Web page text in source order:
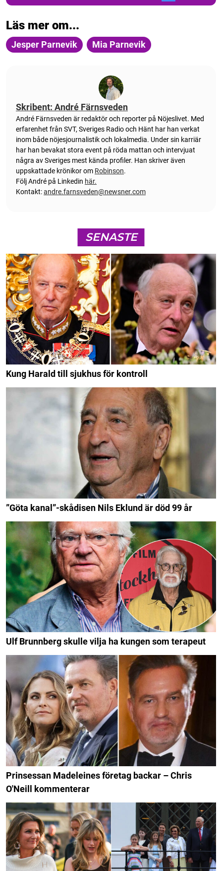
Läs mer om...
Jesper Parnevik Mia Parnevik
Skribent: André Färnsveden
André Färnsveden är redaktör och reporter på Nöjeslivet. Med
erfarenhet från SVT, Sveriges Radio och Hänt har han verkat
inom både nöjesjournalistik och lokalmedia. Under sin karriär
har han bevakat stora event på röda mattan och intervjuat
några av Sveriges mest kända profiler. Han skriver även
uppskattade krönikor om Robinson.
Följ André på Linkedin här.
Kontakt:andre.farnsveden@newsner.com
SENASTE
Kung Harald till sjukhus för kontroll
”Göta kanal”-skådisen Nils Eklund är död 99 år
Ulf Brunnberg skulle vilja ha kungen som terapeut
Prinsessan Madeleines företag backar – Chris
O'Neill kommenterar